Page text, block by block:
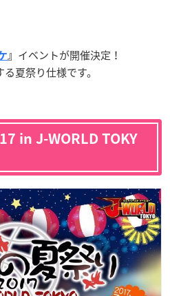
』 イベントが開催決定！
夏祭り仕様です。
in J-WORLD TOKY